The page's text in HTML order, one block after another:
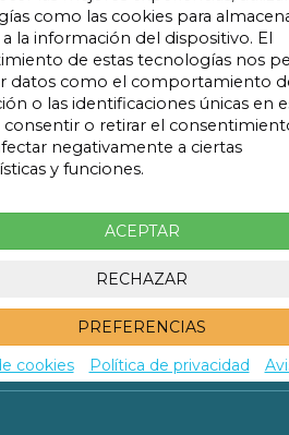
LLEGAR
Volver arriba


como las cookies para
a la información del dispositivo. El
de estas tecnologías nos
datos como el comportamiento
o las identificaciones únicas en
consentir o retirar el
negativamente a ciertas
y funciones.
ACEPTAR
RECHAZAR
PREFERENCIAS
cookies
Política de privacidad